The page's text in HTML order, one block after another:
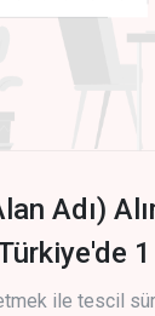
Adı)
ile tescil